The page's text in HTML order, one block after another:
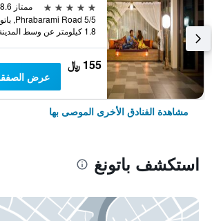
5 نجوم
ممتاز 8.6
1.8 كيلومتر عن وسط المدينة
155 ﷼
عرض
مشاهدة الفنادق الأخرى الموصى بها
استكشف باتونغ